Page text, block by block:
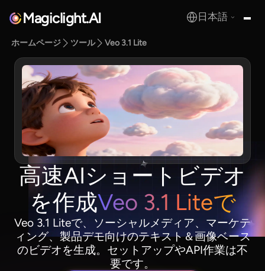
Magiclight.AI 日本語
ホームページ ツール Veo 3.1 Lite
高速AIショートビデオ
を作成Veo 3.1 Liteで
Veo 3.1 Liteで、ソーシャルメディア、マーケテ
ィング、製品デモ向けのテキスト＆画像ベース
のビデオを生成。セットアップやAPI作業は不
要です。